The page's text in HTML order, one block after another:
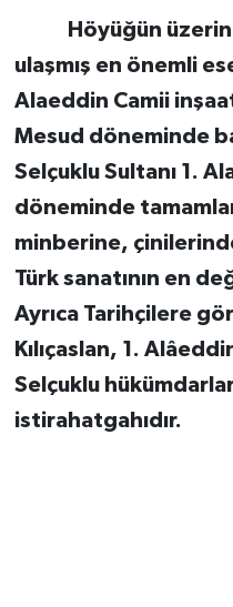
Höyüğün
ulaşmış en önemli
Alaeddin Camii
Mesud döneminde
Selçuklu Sultanı 1.
döneminde
minberine,
Türk sanatının en
Ayrıca Tarihçilere
Kılıçaslan, 1.
Selçuklu
istirahatgahıdır.